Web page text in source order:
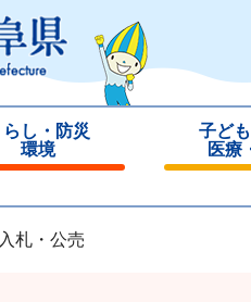
らし・防災
環境
子ど
医療
じ
入札・公売